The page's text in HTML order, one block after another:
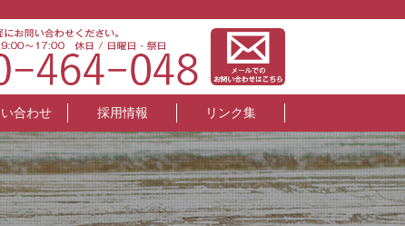
合わせ 採用情報 リンク集